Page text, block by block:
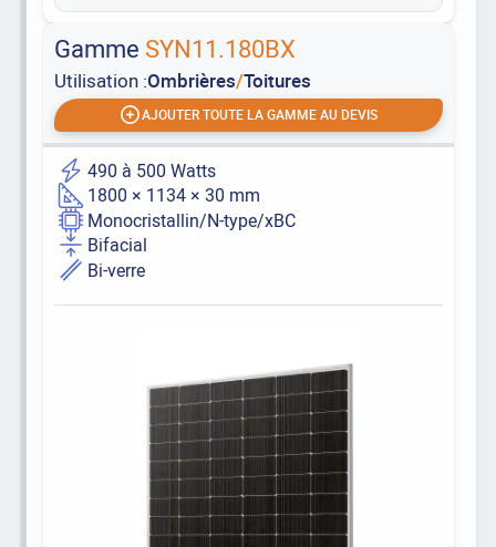
Gamme SYN11.180BX
Utilisation :Ombrières/Toitures
AJOUTER TOUTE LA GAMME AU DEVIS
490 à 500 Watts
1800 × 1134 × 30 mm
Monocristallin/N-type/xBC
Bifacial
Bi-verre